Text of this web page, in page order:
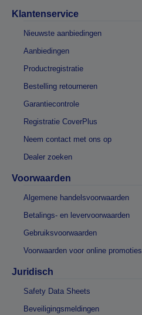
Klantenservice
Nieuwste aanbiedingen
Aanbiedingen
Productregistratie
Bestelling retourneren
Garantiecontrole
Registratie CoverPlus
Neem contact met ons op
Dealer zoeken
Voorwaarden
Algemene handelsvoorwaarden
Betalings- en levervoorwaarden
Gebruiksvoorwaarden
Voorwaarden voor online promoties
Juridisch
Safety Data Sheets
Beveiligingsmeldingen